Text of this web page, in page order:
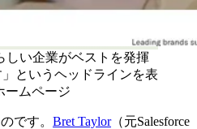
しい企業がベストを発揮
というヘッドラインを表
ームページ
です。 Bret Taylor（元Salesforce